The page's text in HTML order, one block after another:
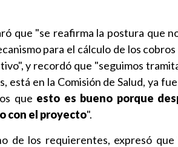
que "se reafirma la postura que
para el cálculo de los
y recordó que "seguimos
en la Comisión de Salud, ya
que esto es bueno porque
con el proyecto".
de los requierentes, expresó que